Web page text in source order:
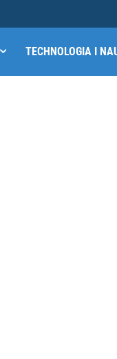
TECHNOLOGIA I